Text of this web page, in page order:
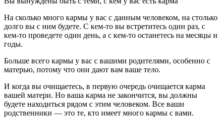
На сколько много кармы у вас с данным человеком, на столько
долго вы с ним будете. С кем-то вы встретитесь один раз, с
кем-то проведете один день, а с кем-то останетесь на месяцы и
годы.
Больше всего кармы у вас с вашими родителями, особенно с
матерью, потому что они дают вам ваше тело.
И когда вы очищаетесь, в первую очередь очищается карма
вашей матери. Но ваша карма не закончится, вы должны
будете находиться рядом с этим человеком. Все ваши
родственники — это те, кто имеет много кармы с вами.